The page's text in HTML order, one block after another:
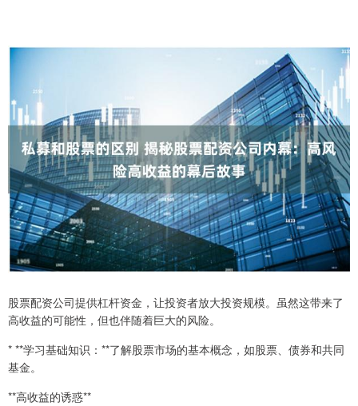
股票配资公司提供杠杆资金，让投资者放大投资规模。虽然这带来了
高收益的可能性，但也伴随着巨大的风险。
* **学习基础知识：**了解股票市场的基本概念，如股票、债券和共同
基金。
**高收益的诱惑**